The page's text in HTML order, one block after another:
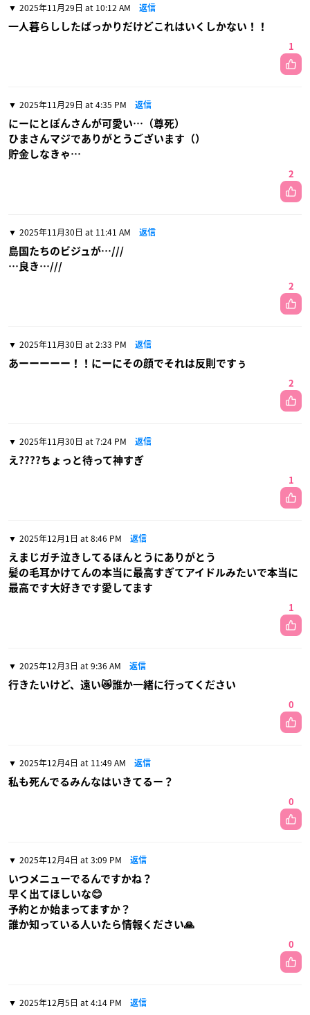
2025年11月29日 at 10:12 AM 返信
一人暮らししたばっかりだけどこれはいくしかない！！
1
2025年11月29日 at 4:35 PM 返信
にーにとぽんさんが可愛い…（尊死）
ひまさんマジでありがとうございます（）
貯金しなきゃ…
2
2025年11月30日 at 11:41 AM 返信
島国たちのビジュが…///
…良き…///
2
2025年11月30日 at 2:33 PM 返信
あーーーーー！！にーにその顔でそれは反則ですぅ
2
2025年11月30日 at 7:24 PM 返信
え????ちょっと待って神すぎ
1
2025年12月1日 at 8:46 PM 返信
えまじガチ泣きしてるほんとうにありがとう
髪の毛耳かけてんの本当に最高すぎてアイドルみたいで本当に
最高です大好きです愛してます
1
2025年12月3日 at 9:36 AM 返信
行きたいけど、遠い😿誰か一緒に行ってください
0
2025年12月4日 at 11:49 AM 返信
私も死んでるみんなはいきてるー？
0
2025年12月4日 at 3:09 PM 返信
いつメニューでるんですかね？
早く出てほしいな😊
予約とか始まってますか？
誰か知っている人いたら情報ください🙏
0
2025年12月5日 at 4:14 PM 返信